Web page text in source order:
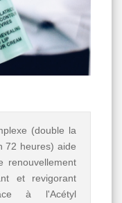
(double la
72 heures) aide
renouvellement
et revigorant
à l'Acétyl